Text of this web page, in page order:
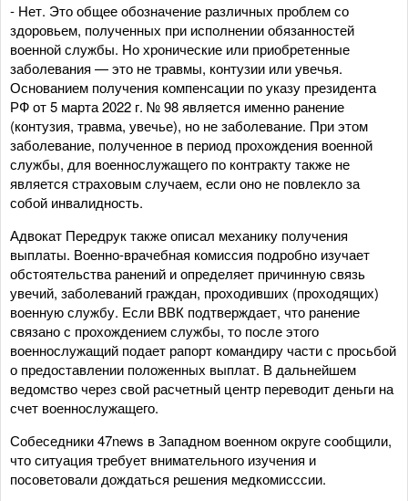
- Нет. Это общее обозначение различных проблем со
здоровьем, полученных при исполнении обязанностей
военной службы. Но хронические или приобретенные
заболевания — это не травмы, контузии или увечья.
Основанием получения компенсации по указу президента
РФ от 5 марта 2022 г. № 98 является именно ранение
(контузия, травма, увечье), но не заболевание. При этом
заболевание, полученное в период прохождения военной
службы, для военнослужащего по контракту также не
является страховым случаем, если оно не повлекло за
собой инвалидность.
Адвокат Передрук также описал механику получения
выплаты. Военно-врачебная комиссия подробно изучает
обстоятельства ранений и определяет причинную связь
увечий, заболеваний граждан, проходивших (проходящих)
военную службу. Если ВВК подтверждает, что ранение
связано с прохождением службы, то после этого
военнослужащий подает рапорт командиру части с просьбой
о предоставлении положенных выплат. В дальнейшем
ведомство через свой расчетный центр переводит деньги на
счет военнослужащего.
Собеседники 47news в Западном военном округе сообщили,
что ситуация требует внимательного изучения и
посоветовали дождаться решения медкомисссии.